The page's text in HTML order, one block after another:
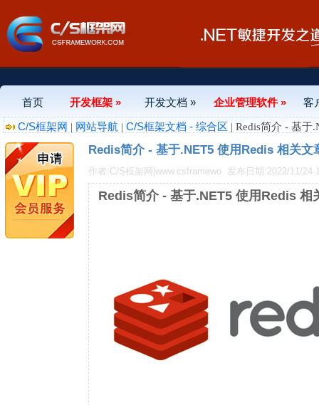
首页 开发框架 » 开发文档 » 企业管理软件 »
客
C/S框架网 | 网站导航 | C/S框架文档 - 综合区 | Redis简介 - 基于
Redis简介 - 基于.NET5 使用Redis 相关文
作者:C/S框架网|www.csframewo 发布日期:2022/11/24
Redis简介 - 基于.NET5 使用Redis 相